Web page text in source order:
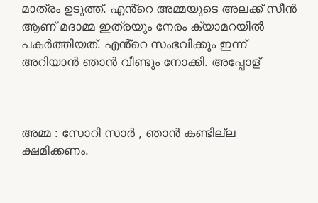
മാത്രം ഉടുത്ത്. എൻ്റെ അമ്മയുടെ അലക്ക് സീൻ
ആണ് മദാമ്മ ഇത്രയും നേരം ക്യാമറയിൽ
പകർത്തിയത്. എൻ്റെ സംഭവിക്കും ഇന്ന്
അറിയാൻ ഞാൻ വീണ്ടും നോക്കി. അപ്പോള്
അമ്മ : സോറി സാർ , ഞാൻ കണ്ടില്ല
ക്ഷമിക്കണം.